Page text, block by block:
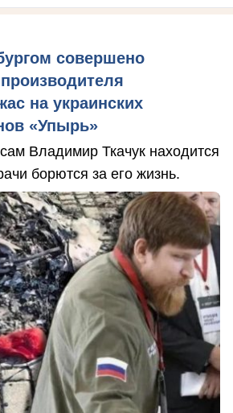
совершено
на украинских
«Упырь»
Владимир Ткачук находится
борются за его жизнь.